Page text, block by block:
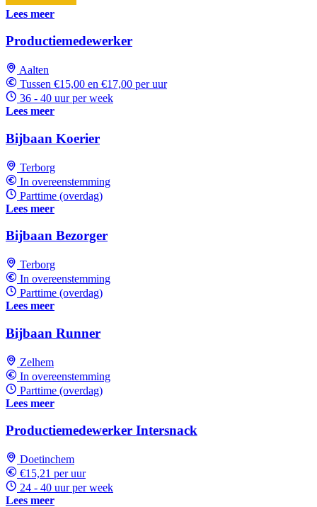
Lees meer
Productiemedewerker
Aalten
Tussen €15,00 en €17,00 per uur
36 - 40 uur per week
Lees meer
Bijbaan Koerier
Terborg
In overeenstemming
Parttime (overdag)
Lees meer
Bijbaan Bezorger
Terborg
In overeenstemming
Parttime (overdag)
Lees meer
Bijbaan Runner
Zelhem
In overeenstemming
Parttime (overdag)
Lees meer
Productiemedewerker Intersnack
Doetinchem
€15,21 per uur
24 - 40 uur per week
Lees meer